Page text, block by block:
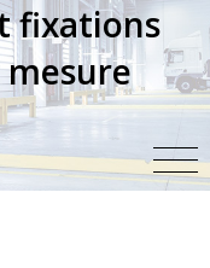
fixations